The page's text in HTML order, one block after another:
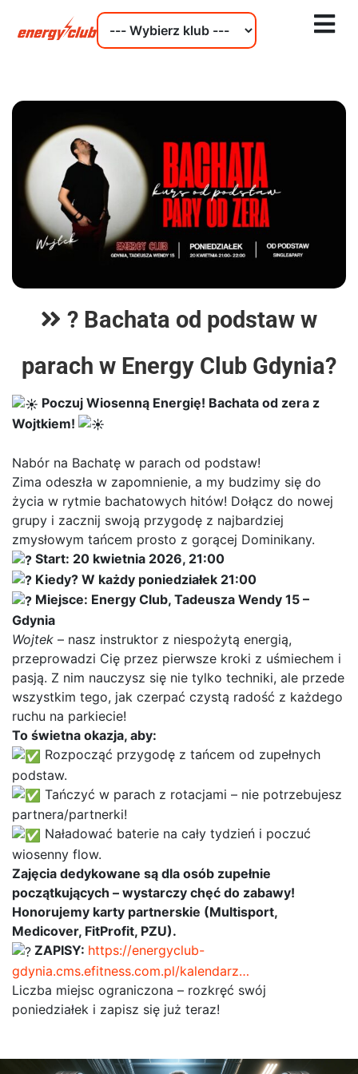
? Bachata od podstaw w
parach w Energy Club Gdynia?
Poczuj Wiosenną Energię! Bachata od zera z
Wojtkiem!
Nabór na Bachatę w parach od podstaw!
Zima odeszła w zapomnienie, a my budzimy się do
życia w rytmie bachatowych hitów! Dołącz do nowej
grupy i zacznij swoją przygodę z najbardziej
zmysłowym tańcem prosto z gorącej Dominikany.
Start: 20 kwietnia 2026, 21:00
Kiedy? W każdy poniedziałek 21:00
Miejsce: Energy Club, Tadeusza Wendy 15 –
Gdynia
Wojtek – nasz instruktor z niespożytą energią,
przeprowadzi Cię przez pierwsze kroki z uśmiechem i
pasją. Z nim nauczysz się nie tylko techniki, ale przede
wszystkim tego, jak czerpać czystą radość z każdego
ruchu na parkiecie!
To świetna okazja, aby:
Rozpocząć przygodę z tańcem od zupełnych
podstaw.
Tańczyć w parach z rotacjami – nie potrzebujesz
partnera/partnerki!
Naładować baterie na cały tydzień i poczuć
wiosenny flow.
Zajęcia dedykowane są dla osób zupełnie
początkujących – wystarczy chęć do zabawy!
Honorujemy karty partnerskie (Multisport,
Medicover, FitProfit, PZU).
ZAPISY: https://energyclub-
gdynia.cms.efitness.com.pl/kalendarz…
Liczba miejsc ograniczona – rozkręć swój
poniedziałek i zapisz się już teraz!